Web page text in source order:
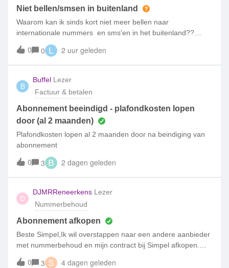
veelgestelde vragen. Mocht je vraag daar n
toen kreeg ik al een melding dat mijn kosten al 50 euro
waren terwijl ik nog niets had gedaan.
Niet bellen/smsen in buitenland
Waarom kan ik sinds kort niet meer bellen naar
internationale nummers en sms'en in het buitenland??
Internetten en bellen met Nederlandse nummers kan
wel.Spanje en Frankrijk werkt gewoon niet. België teHeb
niks veranderd in m'n telefoon of simpelapp qua
instellingen.
0 0 L 2 uur geleden
B
Buffel Lezer
Factuur & betalen
Abonnement beeindigd - plafondkosten lopen
door (al 2 maanden)
Plafondkosten lopen al 2 maanden door na beindiging van
abonnement
0 3 B 2 dagen geleden
D
DJMRReneerkens Lezer
Nummerbehoud
Abonnement afkopen
Beste Simpel,Ik wil overstappen naar een andere aanbieder
met nummerbehoud en mijn contract bij Simpel afkopen.
Hoe kan ik dat doen en hoe wordt de afkoopsom berekend?
0 3 S 4 dagen geleden